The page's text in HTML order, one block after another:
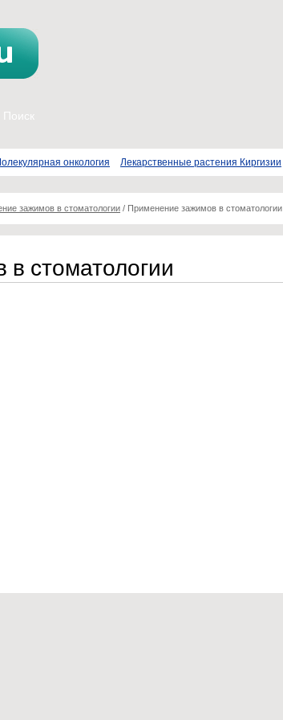
онкология Лекарственные растения Киргизии
зажимов в стоматологии / Применение зажимов в стоматологии
стоматологии